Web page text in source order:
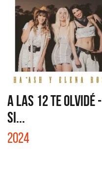
A LAS 12 TE OLVIDÉ -
SI...
2024